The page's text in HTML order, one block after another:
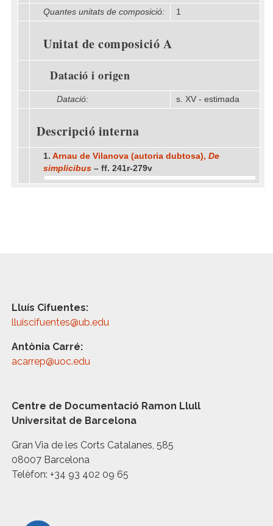
Quantes unitats de composició: 1
Unitat de composició A
Datació i origen
Datació: s. XV - estimada
Descripció interna
1. Arnau de Vilanova (autoria dubtosa), De
simplicibus – ff. 241r-279v
Lluís Cifuentes:
lluiscifuentes@ub.edu
Antònia Carré:
acarrep@uoc.edu
Centre de Documentació Ramon Llull
Universitat de Barcelona
Gran Via de les Corts Catalanes, 585
08007 Barcelona
Telèfon: +34 93 402 09 65